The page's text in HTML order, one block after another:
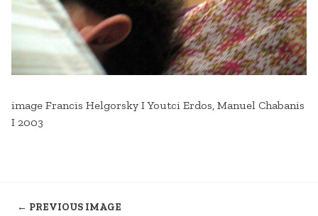
image Francis Helgorsky I Youtci Erdos, Manuel Chabanis
I 2003
← PREVIOUS IMAGE